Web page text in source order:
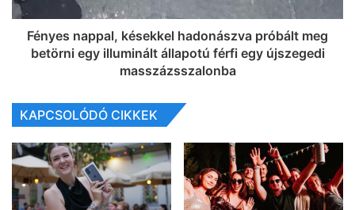
Fényes nappal, késekkel hadonászva próbált meg
betörni egy illuminált állapotú férfi egy újszegedi
masszázsszalonba
KAPCSOLÓDÓ CIKKEK